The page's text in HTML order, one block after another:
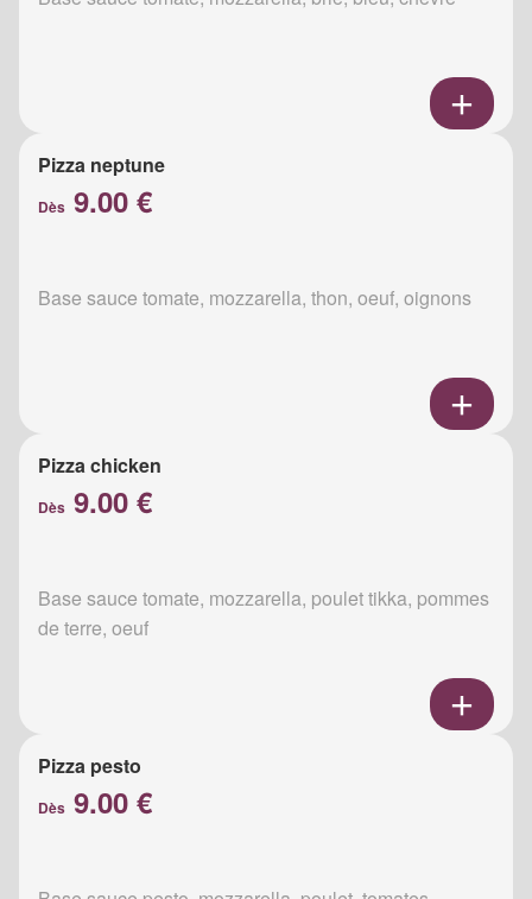
Pizza neptune
Dès 9.00 €
Base sauce tomate, mozzarella, thon, oeuf, oignons
Pizza chicken
Dès 9.00 €
Base sauce tomate, mozzarella, poulet tikka, pommes
de terre, oeuf
Pizza pesto
Dès 9.00 €